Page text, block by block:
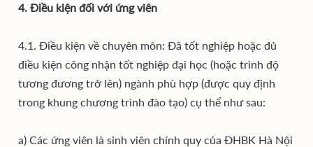
4. Điều kiện đối với ứng viên
4.1. Điều kiện về chuyên môn: Đã tốt nghiệp hoặc đủ
điều kiện công nhận tốt nghiệp đại học (hoặc trình độ
tương đương trở lên) ngành phù hợp (được quy định
trong khung chương trình đào tạo) cụ thể như sau:
a) Các ứng viên là sinh viên chính quy của ĐHBK Hà Nội